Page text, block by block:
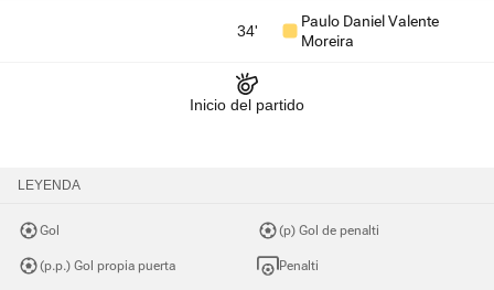
34'
Paulo Daniel Valente
Moreira
Inicio del partido
LEYENDA
Gol
(p.p.) Gol propia puerta
(p) Gol de penalti
Penalti